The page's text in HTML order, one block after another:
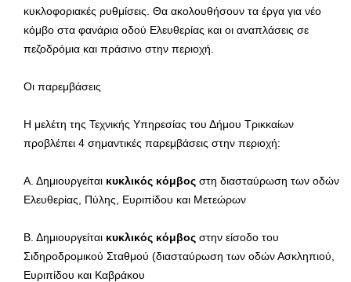
κυκλοφοριακές ρυθμίσεις. Θα ακολουθήσουν τα έργα για νέο
κόμβο στα φανάρια οδού Ελευθερίας και οι αναπλάσεις σε
πεζοδρόμια και πράσινο στην περιοχή.
Οι παρεμβάσεις
Η μελέτη της Τεχνικής Υπηρεσίας του Δήμου Τρικκαίων
προβλέπει 4 σημαντικές παρεμβάσεις στην περιοχή:
Α. Δημιουργείται κυκλικός κόμβος στη διασταύρωση των οδών
Ελευθερίας, Πύλης, Ευριπίδου και Μετεώρων
Β. Δημιουργείται κυκλικός κόμβος στην είσοδο του
Σιδηροδρομικού Σταθμού (διασταύρωση των οδών Ασκληπιού,
Ευριπίδου και Καβράκου